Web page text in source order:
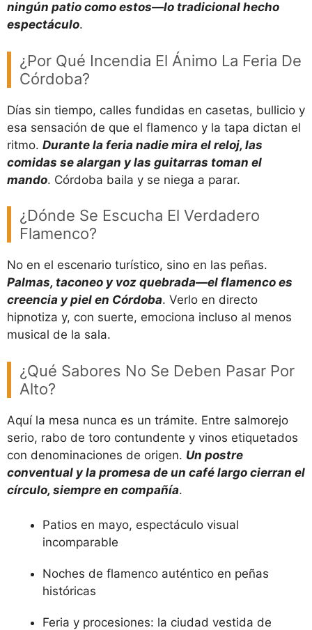
ningún patio como estos—lo tradicional hecho
espectáculo.
¿Por Qué Incendia El Ánimo La Feria De
Córdoba?
Días sin tiempo, calles fundidas en casetas, bullicio y
esa sensación de que el flamenco y la tapa dictan el
ritmo. Durante la feria nadie mira el reloj, las
comidas se alargan y las guitarras toman el
mando. Córdoba baila y se niega a parar.
¿Dónde Se Escucha El Verdadero
Flamenco?
No en el escenario turístico, sino en las peñas.
Palmas, taconeo y voz quebrada—el flamenco es
creencia y piel en Córdoba. Verlo en directo
hipnotiza y, con suerte, emociona incluso al menos
musical de la sala.
¿Qué Sabores No Se Deben Pasar Por
Alto?
Aquí la mesa nunca es un trámite. Entre salmorejo
serio, rabo de toro contundente y vinos etiquetados
con denominaciones de origen. Un postre
conventual y la promesa de un café largo cierran el
círculo, siempre en compañía.
Patios en mayo, espectáculo visual
incomparable
Noches de flamenco auténtico en peñas
históricas
Feria y procesiones: la ciudad vestida de